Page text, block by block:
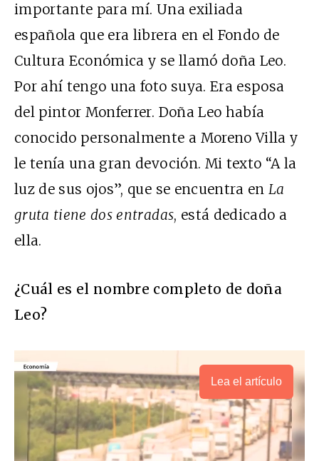
importante para mí. Una exiliada
española que era librera en el Fondo de
Cultura Económica y se llamó doña Leo.
Por ahí tengo una foto suya. Era esposa
del pintor Monferrer. Doña Leo había
conocido personalmente a Moreno Villa y
le tenía una gran devoción. Mi texto “A la
luz de sus ojos”, que se encuentra en La
gruta tiene dos entradas, está dedicado a
ella.
¿Cuál es el nombre completo de doña
Leo?
Lea el artículo